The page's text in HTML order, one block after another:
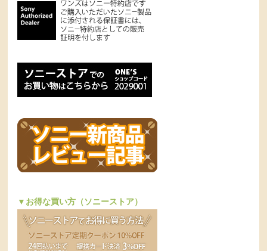
▼お得な買い方（ソニーストア）